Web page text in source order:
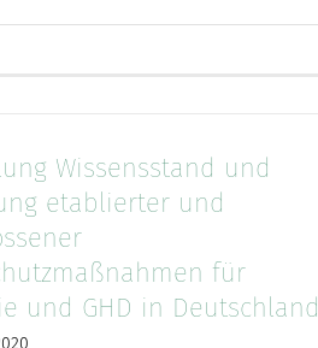
Wissensstand und
etablierter und
für
und GHD in Deutschland